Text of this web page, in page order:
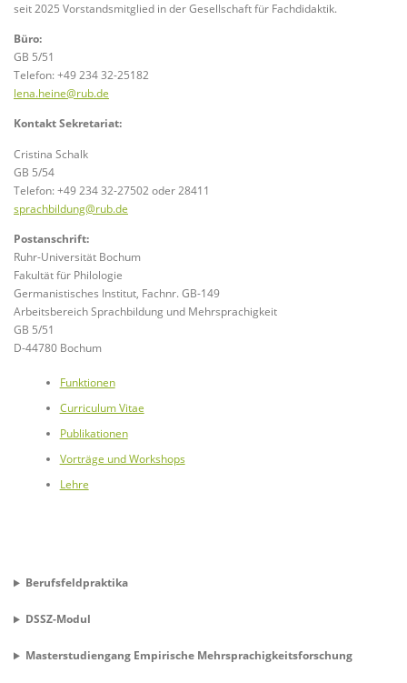
seit 2025 Vorstandsmitglied in der Gesellschaft für Fachdidaktik.
Büro:
GB 5/51
Telefon: +49 234 32-25182
lena.heine@rub.de
Kontakt Sekretariat:
Cristina Schalk
GB 5/54
Telefon: +49 234 32-27502 oder 28411
sprachbildung@rub.de
Postanschrift:
Ruhr-Universität Bochum
Fakultät für Philologie
Germanistisches Institut, Fachnr. GB-149
Arbeitsbereich Sprachbildung und Mehrsprachigkeit
GB 5/51
D-44780 Bochum
Funktionen
Curriculum Vitae
Publikationen
Vorträge und Workshops
Lehre
Berufsfeldpraktika
DSSZ-Modul
Masterstudiengang Empirische Mehrsprachigkeitsforschung